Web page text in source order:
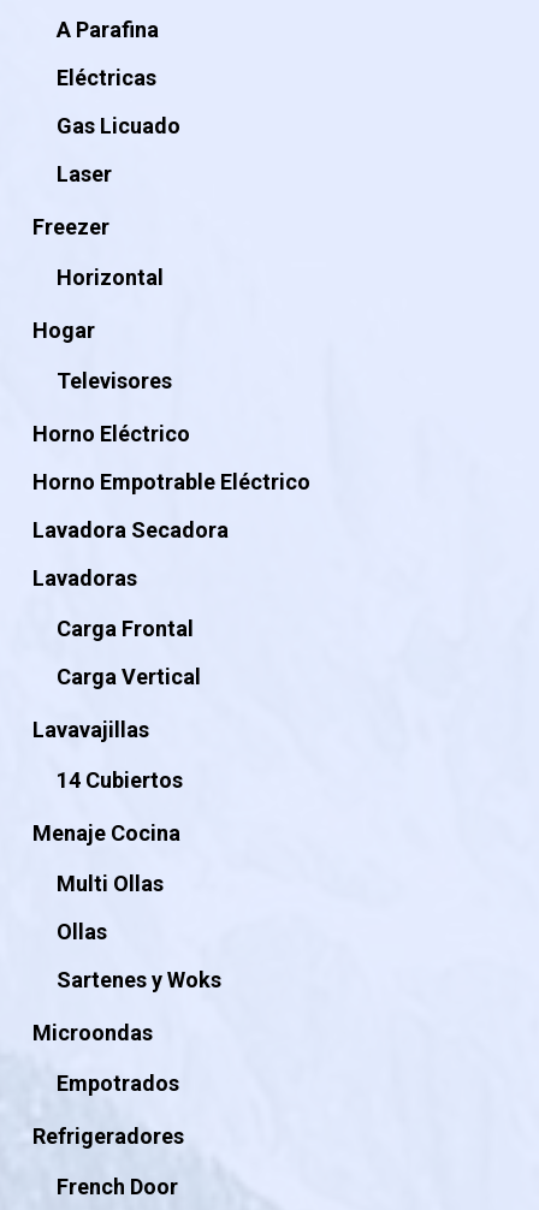
A Parafina
Eléctricas
Gas Licuado
Laser
Freezer
Horizontal
Hogar
Televisores
Horno Eléctrico
Horno Empotrable Eléctrico
Lavadora Secadora
Lavadoras
Carga Frontal
Carga Vertical
Lavavajillas
14 Cubiertos
Menaje Cocina
Multi Ollas
Ollas
Sartenes y Woks
Microondas
Empotrados
Refrigeradores
French Door